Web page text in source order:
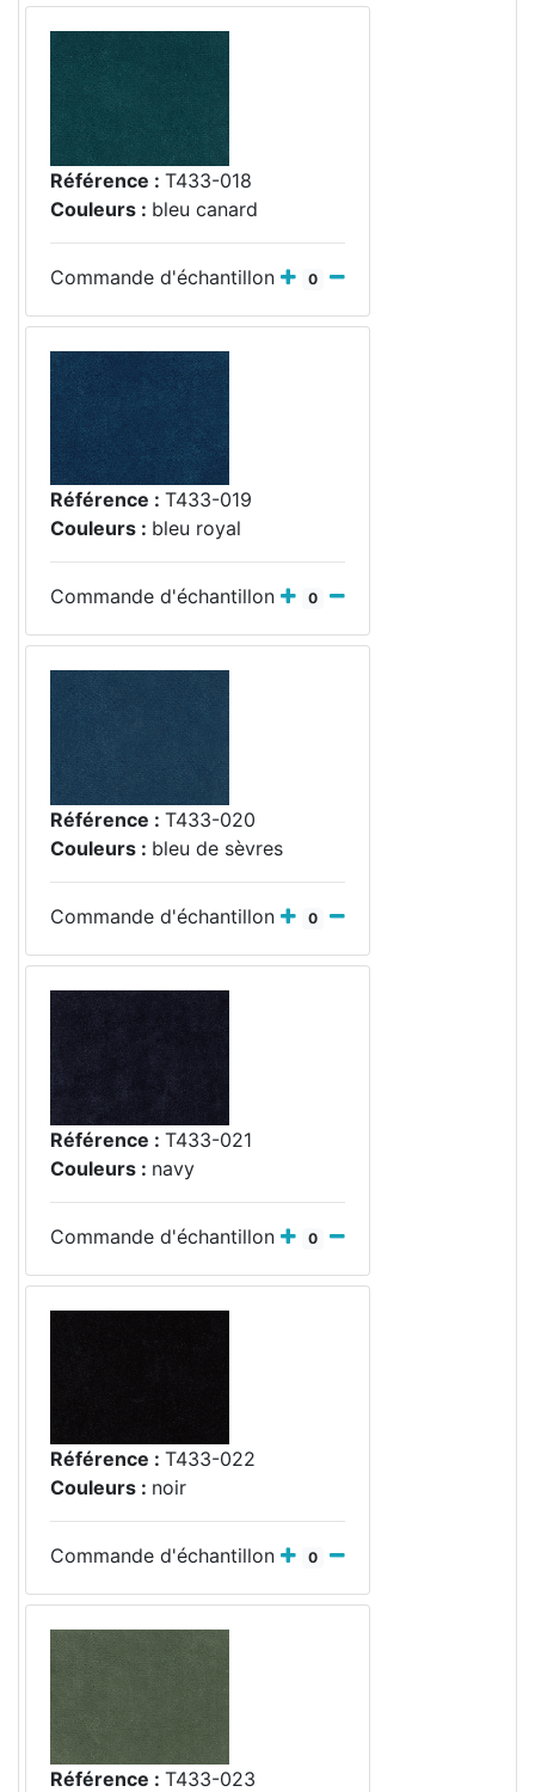
Référence : T433-018
Couleurs : bleu canard
Commande d'échantillon 0
Référence : T433-019
Couleurs : bleu royal
Commande d'échantillon 0
Référence : T433-020
Couleurs : bleu de sèvres
Commande d'échantillon 0
Référence : T433-021
Couleurs : navy
Commande d'échantillon 0
Référence : T433-022
Couleurs : noir
Commande d'échantillon 0
Référence : T433-023